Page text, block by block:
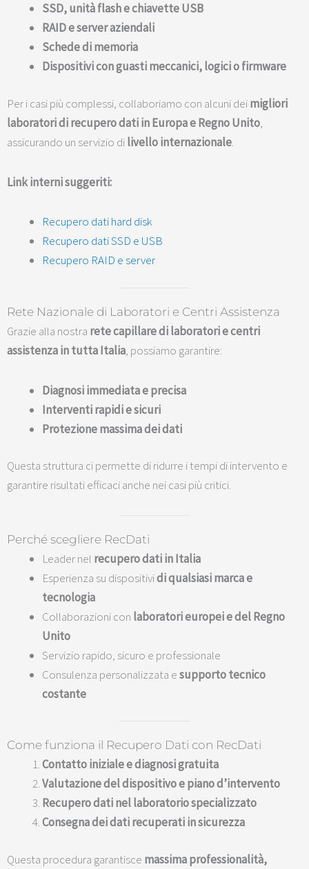
SSD, unità flash e chiavette USB
RAID e server aziendali
Schede di memoria
Dispositivi con guasti meccanici, logici o firmware
Per i casi più complessi, collaboriamo con alcuni deimigliori
laboratori di recupero dati in Europa e Regno Unito,
assicurando un servizio dilivello internazionale.
Link interni suggeriti:
Recupero dati hard disk
Recupero dati SSD e USB
Recupero RAID e server
Rete Nazionale di Laboratori e Centri Assistenza
Grazie alla nostra rete capillare di laboratori e centri
assistenza in tutta Italia, possiamo garantire:
Diagnosi immediata e precisa
Interventi rapidi e sicuri
Protezione massima dei dati
Questa struttura ci permette di ridurre i tempi di intervento e
garantire risultati efficaci anche nei casi più critici.
Perché scegliere RecDati
Leader nel recupero dati in Italia
Esperienza su dispositividi qualsiasi marca e
tecnologia
Collaborazioni con laboratori europei e del Regno
Unito
Servizio rapido, sicuro e professionale
Consulenza personalizzata esupporto tecnico
costante
Come funziona il Recupero Dati con RecDati
Contatto iniziale e diagnosi gratuita
Valutazione del dispositivo e piano d’intervento
Recupero dati nel laboratorio specializzato
Consegna dei dati recuperati in sicurezza
Questa procedura garantisce massima professionalità,